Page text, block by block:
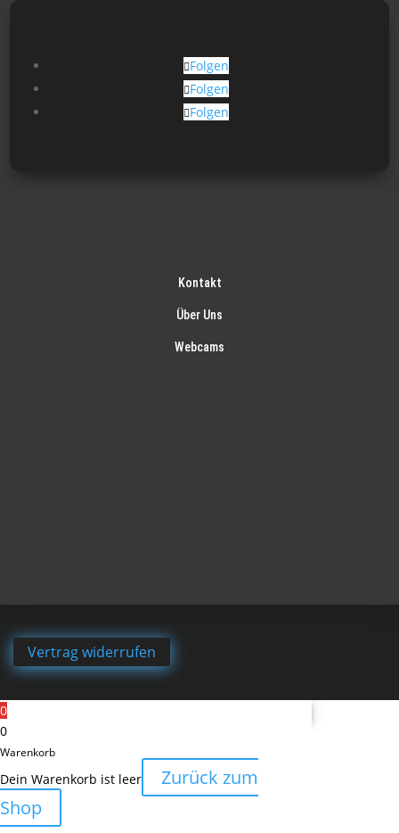
Folgen
Folgen
Folgen
Kontakt
Über Uns
Webcams
Vertrag widerrufen
0
0
Warenkorb
Dein Warenkorb ist leer
Zurück zum
Shop